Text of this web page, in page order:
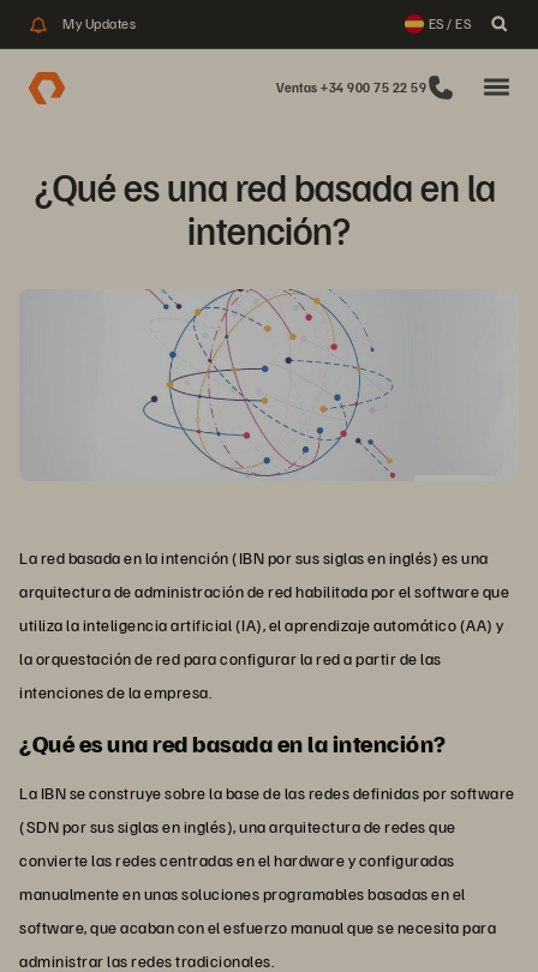
My Updates ES / ES
Ventas +34 900 75 22 59
¿Qué es una red basada en la
intención?
La red basada en la intención (IBN por sus siglas en inglés) es una
arquitectura de administración de red habilitada por el software que
utiliza la inteligencia artificial (IA), el aprendizaje automático (AA) y
la orquestación de red para configurar la red a partir de las
intenciones de la empresa.
¿Qué es una red basada en la intención?
La IBN se construye sobre la base de las redes definidas por software
(SDN por sus siglas en inglés), una arquitectura de redes que
convierte las redes centradas en el hardware y configuradas
manualmente en unas soluciones programables basadas en el
software, que acaban con el esfuerzo manual que se necesita para
administrar las redes tradicionales.